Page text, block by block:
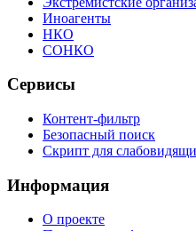
Иноагенты
НКО
СОНКО
Сервисы
Контент-фильтр
Безопасный поиск
Скрипт для
Информация
О проекте